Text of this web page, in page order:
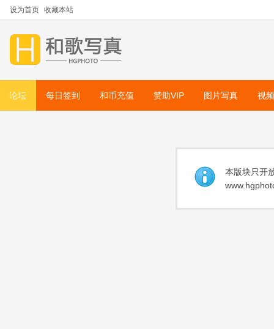
设为首页 收藏本站
论坛 每日签到 和币充值 赞助VIP 图片写真 视
本版块只开